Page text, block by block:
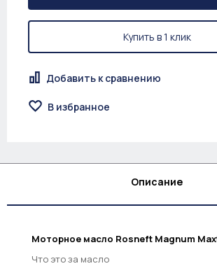
Купить в 1 клик
Добавить к сравнению
В избранное
Описание
Моторное масло Rosneft Magnum
Что это за масло